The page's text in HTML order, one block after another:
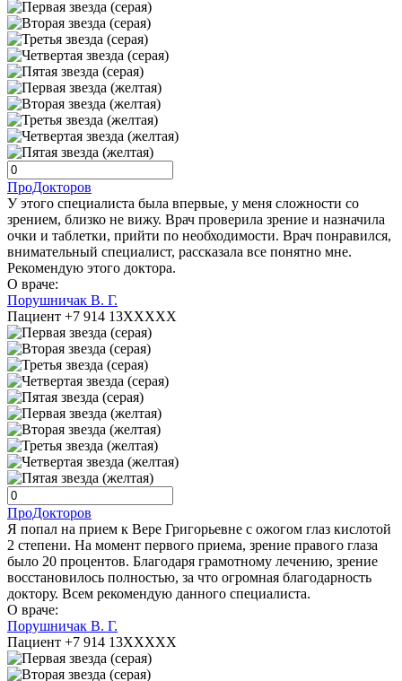
ПроДокторов
У этого специалиста была впервые, у меня сложности со
зрением, близко не вижу. Врач проверила зрение и назначила
очки и таблетки, прийти по необходимости. Врач понравился,
внимательный специалист, рассказала все понятно мне.
Рекомендую этого доктора.
О враче:
Порушничак В. Г.
Пациент +7 914 13XXXXX
ПроДокторов
Я попал на прием к Вере Григорьевне с ожогом глаз кислотой
2 степени. На момент первого приема, зрение правого глаза
было 20 процентов. Благодаря грамотному лечению, зрение
восстановилось полностью, за что огромная благодарность
доктору. Всем рекомендую данного специалиста.
О враче:
Порушничак В. Г.
Пациент +7 914 13XXXXX